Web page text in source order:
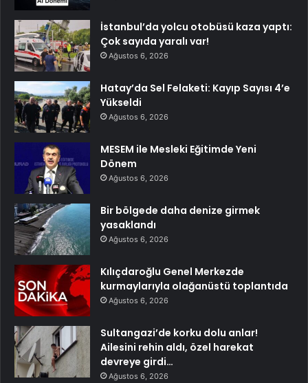
İstanbul’da yolcu otobüsü kaza yaptı:
Çok sayıda yaralı var!
Ağustos 6, 2026
Hatay’da Sel Felaketi: Kayıp Sayısı 4’e
Yükseldi
Ağustos 6, 2026
MESEM ile Mesleki Eğitimde Yeni
Dönem
Ağustos 6, 2026
Bir bölgede daha denize girmek
yasaklandı
Ağustos 6, 2026
Kılıçdaroğlu Genel Merkezde
kurmaylarıyla olağanüstü toplantıda
Ağustos 6, 2026
Sultangazi’de korku dolu anlar!
Ailesini rehin aldı, özel harekat
devreye girdi…
Ağustos 6, 2026